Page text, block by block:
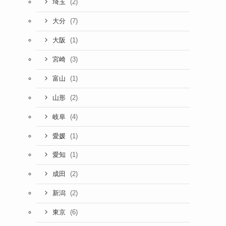
埼玉 (2)
大分 (7)
大阪 (1)
宮崎 (3)
富山 (1)
山形 (2)
岐阜 (4)
愛媛 (1)
愛知 (1)
成田 (2)
新潟 (2)
東京 (6)